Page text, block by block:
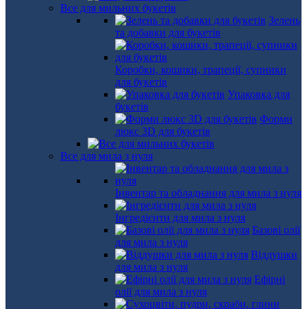
Все для мильних букетів
Зелень
та добавки для букетів
Коробки, кошики, трапеції, супники
для букетів
Упаковка для
букетів
Форми
люкс 3D для букетів
Все для мила з нуля
Інвентар та обладнання для мила з нуля
Інгредієнти для мила з нуля
Базові олії
для мила з нуля
Віддушки
для мила з нуля
Ефірні
олії для мила з нуля